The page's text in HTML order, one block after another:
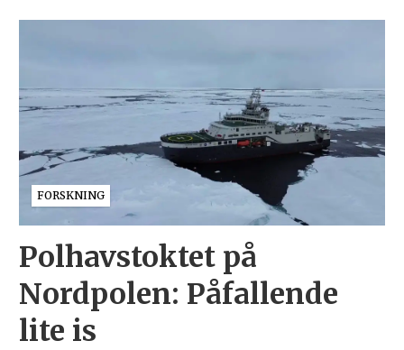
FORSKNING
Polhavstoktet på
Nordpolen: Påfallende
lite is